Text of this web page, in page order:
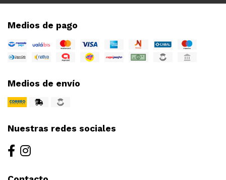
Medios de pago
Medios de envío
Nuestras redes sociales